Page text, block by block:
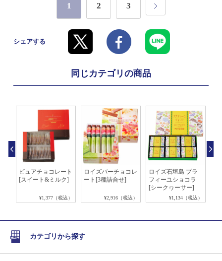
1 2 3
シェアする
同じカテゴリの商品
ピュアチョコレート
[スイート&ミルク]
¥1,377（税込）
ロイズバーチョコレ
ート[3種詰合せ]
¥2,916（税込）
ロイズ石垣島 プラ
フィーユショコラ
[シークヮーサー]
¥1,134（税込）
カテゴリから探す